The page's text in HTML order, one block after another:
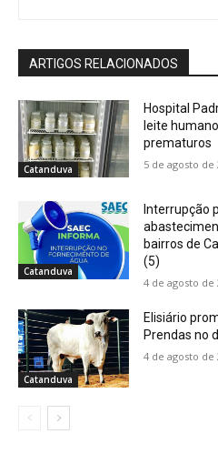
ARTIGOS RELACIONADOS
Catanduva
Hospital
leite
prematuros
5 de agosto de
Catanduva
Interrupção
bairros de
(5)
4 de agosto de
Catanduva
Elisiário
Prendas no
4 de agosto de